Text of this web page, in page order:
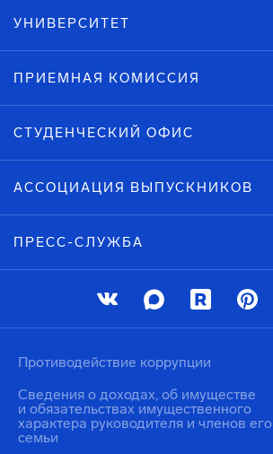
УНИВЕРСИТЕТ
ПРИЕМНАЯ КОМИССИЯ
СТУДЕНЧЕСКИЙ ОФИС
АССОЦИАЦИЯ ВЫПУСКНИКОВ
ПРЕСС-СЛУЖБА
Противодействие коррупции
Сведения о доходах, об имуществе
и обязательствах имущественного
характера руководителя и членов его
семьи